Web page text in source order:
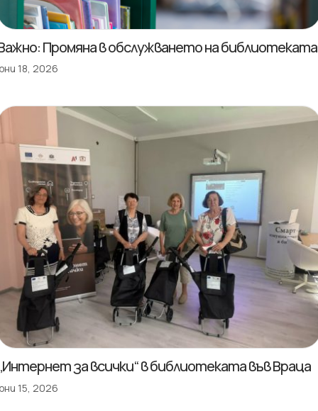
Промяна в обслужването на библиотеката
18, 2026
за всички“ в библиотеката във Враца
15, 2026